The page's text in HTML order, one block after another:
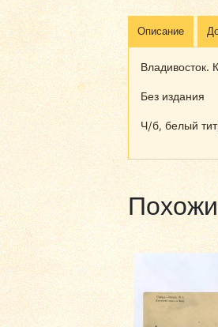
Описание
Владивосток.
Без издания
Ч/б, белый